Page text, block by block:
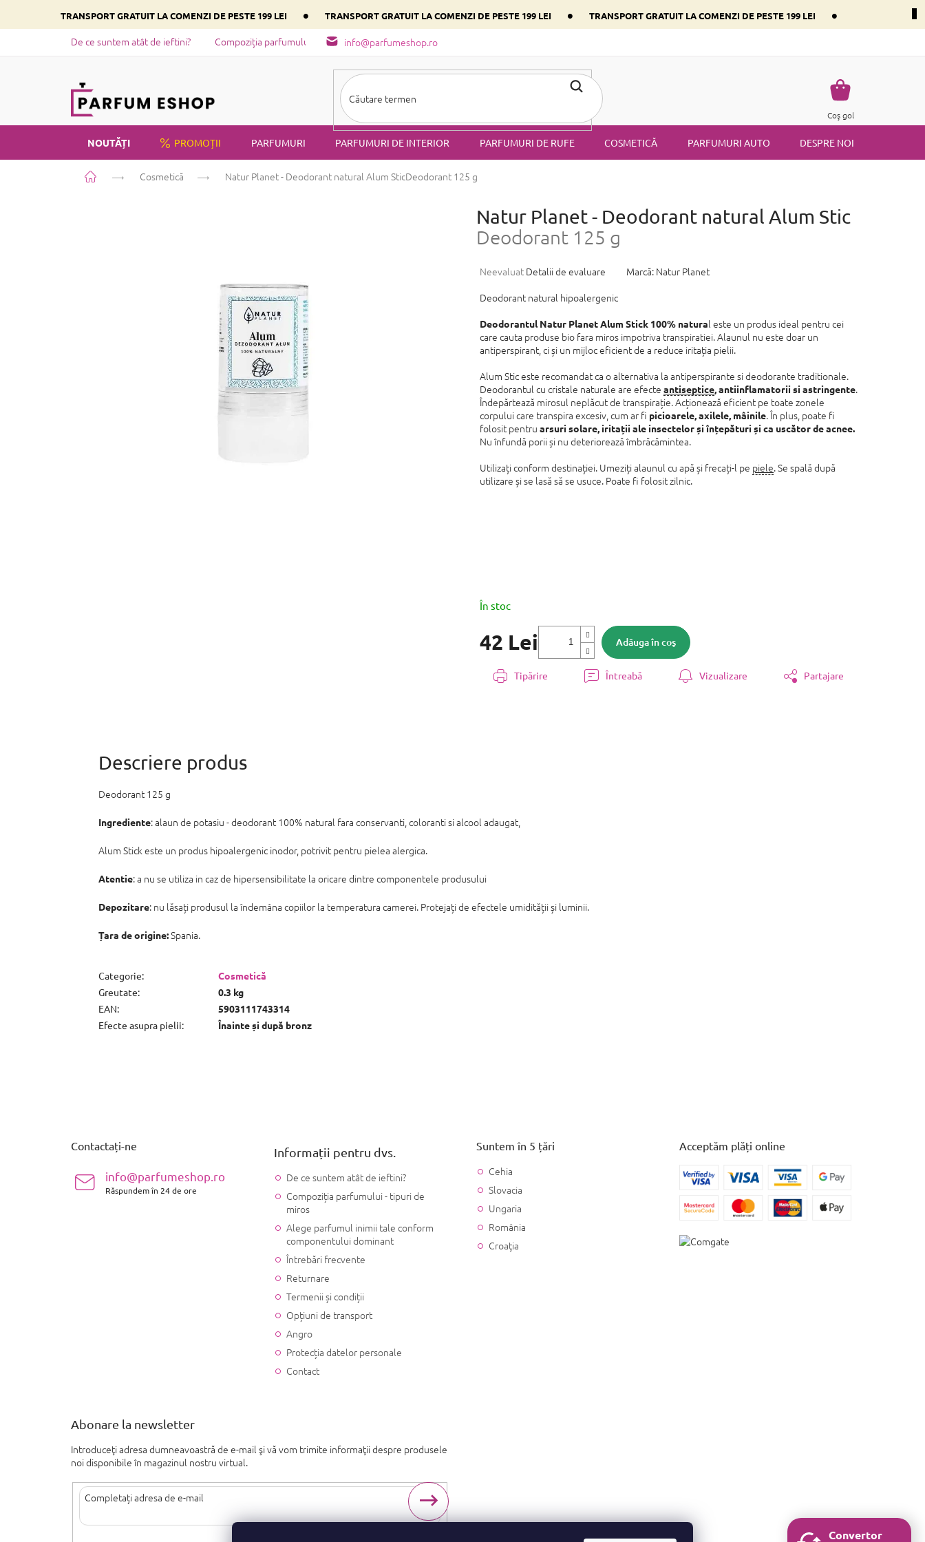
conținut
TRANSPORT GRATUIT LA COMENZI DE PESTE 199 LEI • TRANSPORT GRATUIT LA COMENZI DE PESTE 199 LEI • TRANSPORT GRATUIT LA COMENZI DE PESTE 199 LEI •
info@parfumeshop.ro
De ce suntem atât de ieftini? Compoziția parfumului - tipuri de miros Alege parfumul inimii tale conform componentului dominant
Coş
de
Coş gol
NOUTĂȚI PROMOȚII PARFUMURI PARFUMURI DE INTERIOR PARFUMURI DE RUFE COSMETICĂ PARFUMURI AUTO DESPRE NOI
PRIVATE LABEL
Acasă Cosmetică Natur Planet - Deodorant natural Alum SticDeodorant 125 g
Natur Planet - Deodorant natural Alum Stic
Deodorant 125 g
Evaluarea
a
este
0,0
din
stele.
Neevaluat Detalii de evaluare Marcă: Natur Planet
42 Lei
preţ:
În stoc
Adăuga în coş
Deodorant natural hipoalergenic
Deodorantul Natur Planet Alum Stick 100% natural este un produs ideal pentru cei
care cauta produse bio fara miros impotriva transpiratiei. Alaunul nu este doar un
antiperspirant, ci și un mijloc eficient de a reduce iritația pielii.
Alum Stic este recomandat ca o alternativa la antiperspirante si deodorante traditionale.
Deodorantul cu cristale naturale are efecte antiseptice, antiinflamatorii si astringente.
Îndepărtează mirosul neplăcut de transpirație. Acționează eficient pe toate zonele
corpului care transpira excesiv, cum ar fi picioarele, axilele, mâinile. În plus, poate fi
folosit pentru arsuri solare, iritații ale insectelor și înțepături și ca uscător de acnee.
Nu înfundă porii și nu deteriorează îmbrăcămintea.
Utilizați conform destinației. Umeziți alaunul cu apă și frecați-l pe piele. Se spală după
utilizare și se lasă să se usuce. Poate fi folosit zilnic.
Tipărire Întreabă Vizualizare Partajare
Deodorant 125 g
Ingrediente: alaun de potasiu - deodorant 100% natural fara conservanti, coloranti si alcool adaugat,
Alum Stick este un produs hipoalergenic inodor, potrivit pentru pielea alergica.
Atentie: a nu se utiliza in caz de hipersensibilitate la oricare dintre componentele produsului
Depozitare: nu lăsați produsul la îndemâna copiilor la temperatura camerei. Protejați de efectele umidității și luminii.
Țara de origine:Spania.
Categorie:
Cosmetică
Greutate:
0.3 kg
EAN:
5903111743314
Efecte asupra pielii: Înainte și după bronz
Contactați-ne
info@parfumeshop.ro
Răspundem în 24 de ore
Informații pentru dvs.
De ce suntem atât de ieftini?
Compoziția parfumului - tipuri de
miros
Alege parfumul inimii tale conform
componentului dominant
Întrebări frecvente
Returnare
Termenii și condiții
Opțiuni de transport
Angro
Protecția datelor personale
Contact
Suntem în 5 țări
Cehia
Slovacia
Ungaria
România
Croaţia
Acceptăm plăți online
Abonare la newsletter
Introduceţi adresa dumneavoastră de e-mail şi vă vom trimite informaţii despre produsele
noi disponibile în magazinul nostru virtual.
Convertor